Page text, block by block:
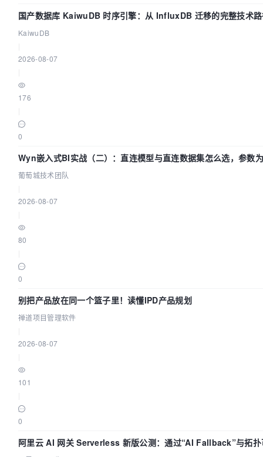
国产数据库 KaiwuDB 时序引擎：从 InfluxDB 迁移的完整技术
KaiwuDB
2026-08-07
176
0
Wyn嵌入式BI实战（二）：直连模型与直连数据集怎么选，参数
效？| 葡萄城技术团队
葡萄城技术团队
2026-08-07
80
0
别把产品放在同一个篮子里！读懂IPD产品规划
禅道项目管理软件
2026-08-07
101
0
阿里云 AI 网关 Serverless 新版公测：通过“AI Fallback”与拓扑